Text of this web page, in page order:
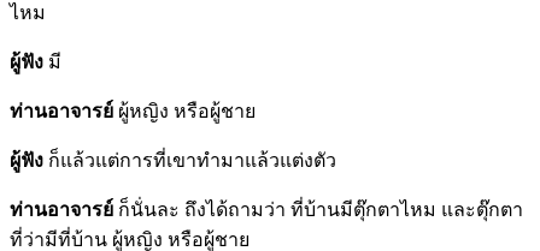
ไหม
ผู้ฟัง มี
ท่านอาจารย์ ผู้หญิง หรือผู้ชาย
ผู้ฟัง ก็แล้วแต่การที่เขาทำมาแล้วแต่งตัว
ท่านอาจารย์ ก็นั่นละ ถึงได้ถามว่า ที่บ้านมีตุ๊กตาไหม และตุ๊กตา
ที่ว่ามีที่บ้าน ผู้หญิง หรือผู้ชาย